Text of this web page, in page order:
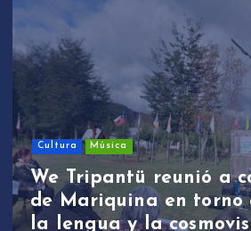
Cultura Música
We Tripantü reunió a
de Mariquina en torno
la lengua y la